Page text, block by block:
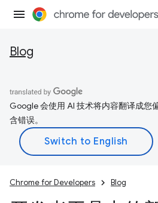
Blog
Google 会使用 AI 技术将内容翻译成您
含错误。
Chrome for Developers Blog